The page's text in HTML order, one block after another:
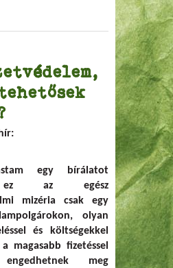
egy bírálatot
ez az egész
mizéria csak egy
olyan
és költségekkel
magasabb fizetéssel
engedhetnek meg